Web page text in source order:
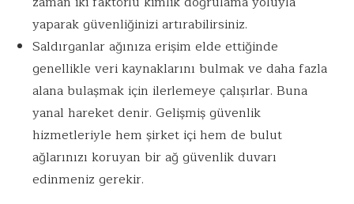
yaparak güvenliğinizi artırabilirsiniz.
Saldırganlar ağınıza erişim elde ettiğinde
genellikle veri kaynaklarını bulmak ve daha fazla
alana bulaşmak için ilerlemeye çalışırlar. Buna
yanal hareket denir. Gelişmiş güvenlik
hizmetleriyle hem şirket içi hem de bulut
ağlarınızı koruyan bir ağ güvenlik duvarı
edinmeniz gerekir.